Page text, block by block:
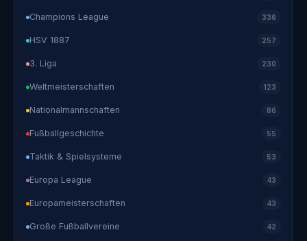
Champions League 336
HSV 1887 257
3. Liga 230
Weltmeisterschaften 123
Nationalmannschaften 86
Fußballgeschichte 55
Taktik & Spielsysteme 53
Europa League 43
Europameisterschaften 43
Große Fußballvereine 42